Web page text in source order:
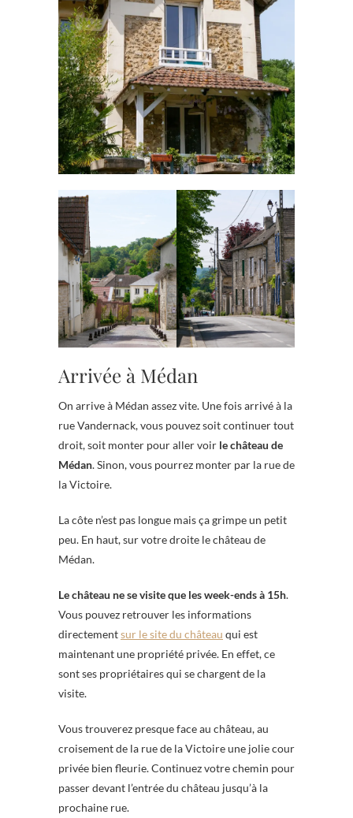
Arrivée à Médan
On arrive à Médan assez vite. Une fois arrivé à la
rue Vandernack, vous pouvez soit continuer tout
droit, soit monter pour aller voir le château de
Médan. Sinon, vous pourrez monter par la rue de
la Victoire.
La côte n’est pas longue mais ça grimpe un petit
peu. En haut, sur votre droite le château de
Médan.
Le château ne se visite que les week-ends à 15h.
Vous pouvez retrouver les informations
directementsur le site du château qui est
maintenant une propriété privée. En effet, ce
sont ses propriétaires qui se chargent de la
visite.
Vous trouverez presque face au château, au
croisement de la rue de la Victoire une jolie cour
privée bien fleurie. Continuez votre chemin pour
passer devant l’entrée du château jusqu’à la
prochaine rue.